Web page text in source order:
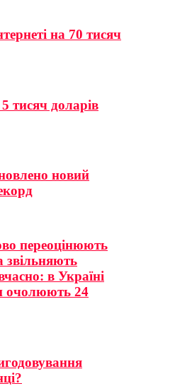
на 70 тисяч
тисяч доларів
новий
переоцінюють
звільняють
в Україні
очолюють 24